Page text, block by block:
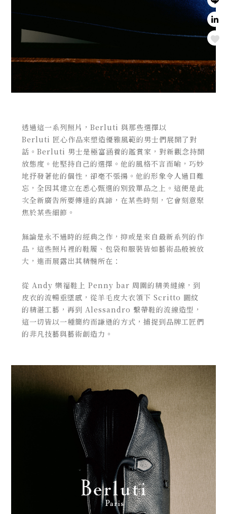
透過這一系列照片， Berluti 與那些選擇以
Berluti 匠心作品來塑造優雅風範的男士們展開了對
話。 Berluti 男士是極富涵養的鑑賞家，對新觀念持開
放態度。 他堅持自己的選擇。他的風格不言而喻，巧妙
地抒發著他的個性， 卻毫不張揚。他的形象令人過目難
忘， 全因其建立在悉心甄選的別致單品之上。 這便是此
次全新廣告所要傳達的真諦，在某些時刻， 它會刻意聚
焦於某些細節。
無論是永不過時的經典之作，抑或是來自最新系列的作
品， 這些照片裡的鞋履、包袋和服裝皆如藝術品般被放
大， 進而展露出其精髓所在：
從 Andy 樂福鞋上 Penny bar 周圍的精美縫線，到
皮衣的流暢垂墜感，從羊毛皮大衣領下 Scritto 圖紋
的精湛工藝，再到 Alessandro 繫帶鞋的流線造型，
這一切皆以一種簡約而謙遜的方式， 捕捉到品牌工匠們
的非凡技藝與藝術創造力。
Love